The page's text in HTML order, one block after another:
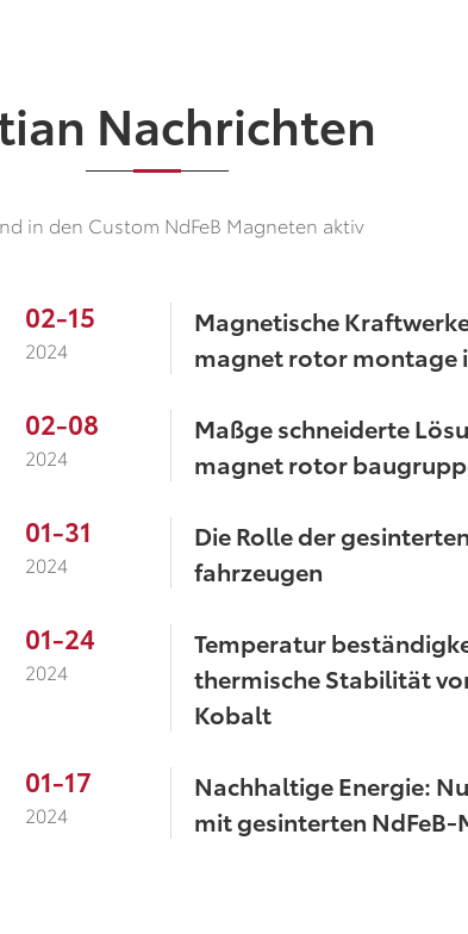
Nachrichten
in den Custom NdFeB Magneten aktiv
02-15
2024
Magnetische
magnet rotor montage
02-08
2024
Maßge schneiderte
magnet rotor
01-31
2024
Die Rolle der
fahrzeugen
01-24
2024
Temperatur
thermische Stabilität
Kobalt
01-17
2024
Nachhaltige Energie:
mit gesinterten NdFeB-